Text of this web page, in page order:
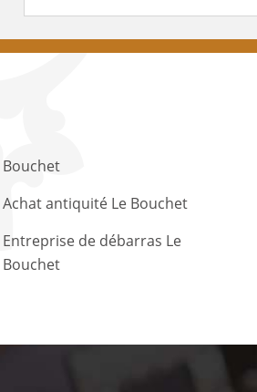
Bouchet
Achat antiquité Le Bouchet
Entreprise de débarras Le
Bouchet